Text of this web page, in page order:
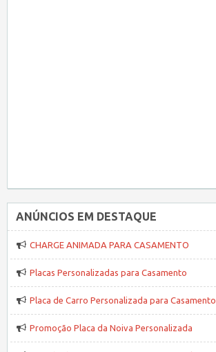
ANÚNCIOS EM DESTAQUE
CHARGE ANIMADA PARA CASAMENTO
Placas Personalizadas para Casamento
Placa de Carro Personalizada para Casamento
Promoção Placa da Noiva Personalizada